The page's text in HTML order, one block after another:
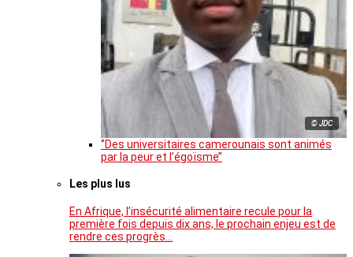
© JDC
‘’Des universitaires camerounais sont animés
par la peur et l’égoïsme’’
Les plus lus
En Afrique, l’insécurité alimentaire recule pour la
première fois depuis dix ans, le prochain enjeu est de
rendre ces progrès…